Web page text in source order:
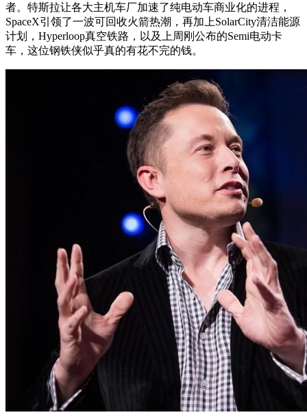
者。特斯拉让各大主机车厂加速了纯电动车商业化的进程，
SpaceX引领了一波可回收火箭热潮，再加上SolarCity清洁能源
计划，Hyperloop真空铁路，以及上周刚公布的Semi电动卡
车，这位钢铁侠似乎真的有花不完的钱。